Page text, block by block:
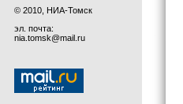
© 2010, НИА-Томск
эл. почта:
nia.tomsk@mail.ru